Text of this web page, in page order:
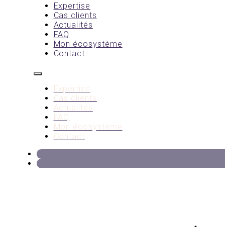
Expertise
Cas clients
Actualités
FAQ
Mon écosystème
Contact
Expertise
Cas clients
Actualités
FAQ
Mon écosystème
Contact